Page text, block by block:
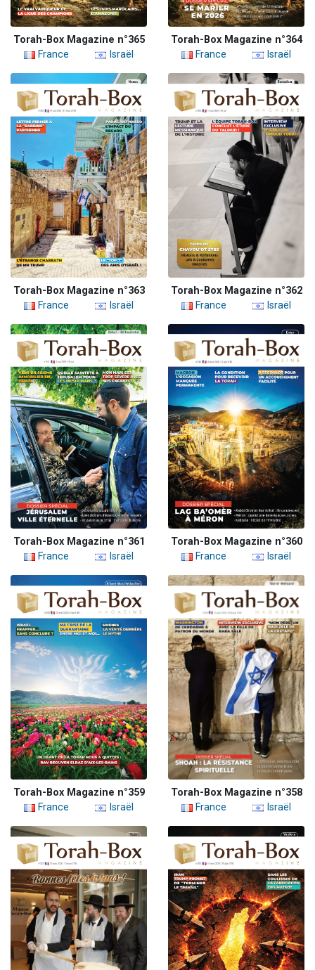
Torah-Box Magazine n°365
France
Israël
Torah-Box Magazine n°364
France
Israël
Torah-Box Magazine n°363
France
Israël
Torah-Box Magazine n°362
France
Israël
Torah-Box Magazine n°361
France
Israël
Torah-Box Magazine n°360
France
Israël
Torah-Box Magazine n°359
France
Israël
Torah-Box Magazine n°358
France
Israël